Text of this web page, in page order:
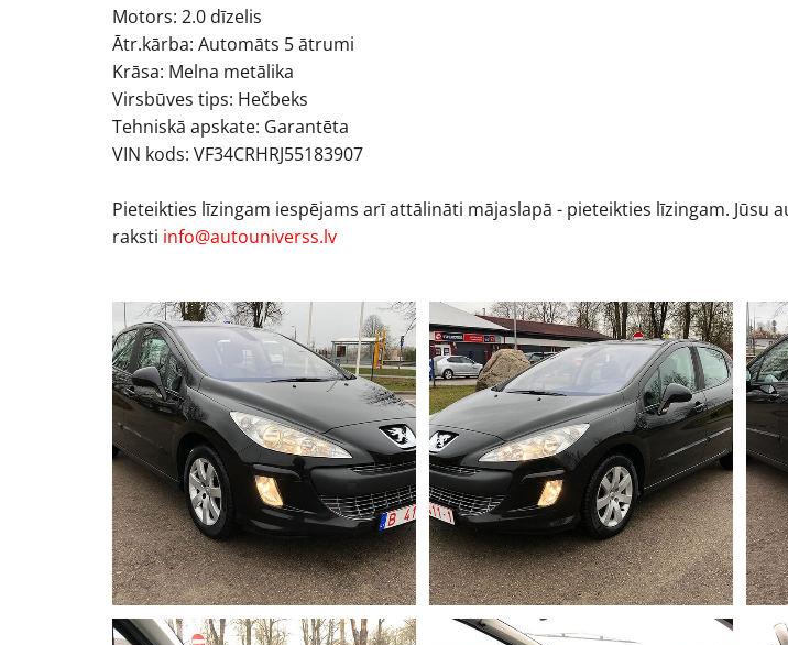
Motors: 2.0 dīzelis
Ātr.kārba: Automāts 5 ātrumi
Krāsa: Melna metālika
Virsbūves tips: Hečbeks
Tehniskā apskate: Garantēta
VIN kods: VF34CRHRJ55183907
Pieteikties līzingam iespējams arī attālināti mājaslapā - pieteikties līzingam. Jūsu
raksti info@autouniverss.lv